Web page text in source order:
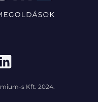
s Kft. 2024.